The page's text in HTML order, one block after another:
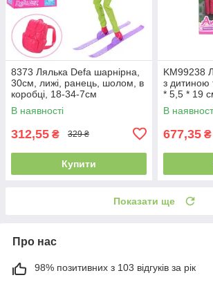
8373 Лялька Defa шарнірна,
30см, лижі, ранець, шолом, в
коробці, 18-34-7см
В наявності
312,55 ₴ 329 ₴
Купити
KM99238
з дитиною
* 5,5 * 19
В
677,35 ₴
Показати ще
Про нас
98% позитивних з 103 відгуків за рік